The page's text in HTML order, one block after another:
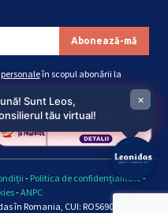
în scopul abonării la
- Politica de confidențialitate -
-ANPC
în Romania, CUI: RO5690661, Reg.
Sunt Leos,
tău virtual!
×